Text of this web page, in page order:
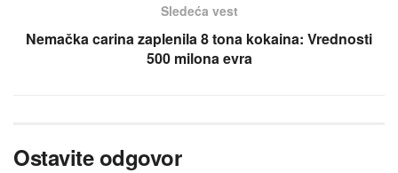
Sledeća vest
Nemačka carina zaplenila 8 tona kokaina: Vrednosti
500 milona evra
Ostavite odgovor